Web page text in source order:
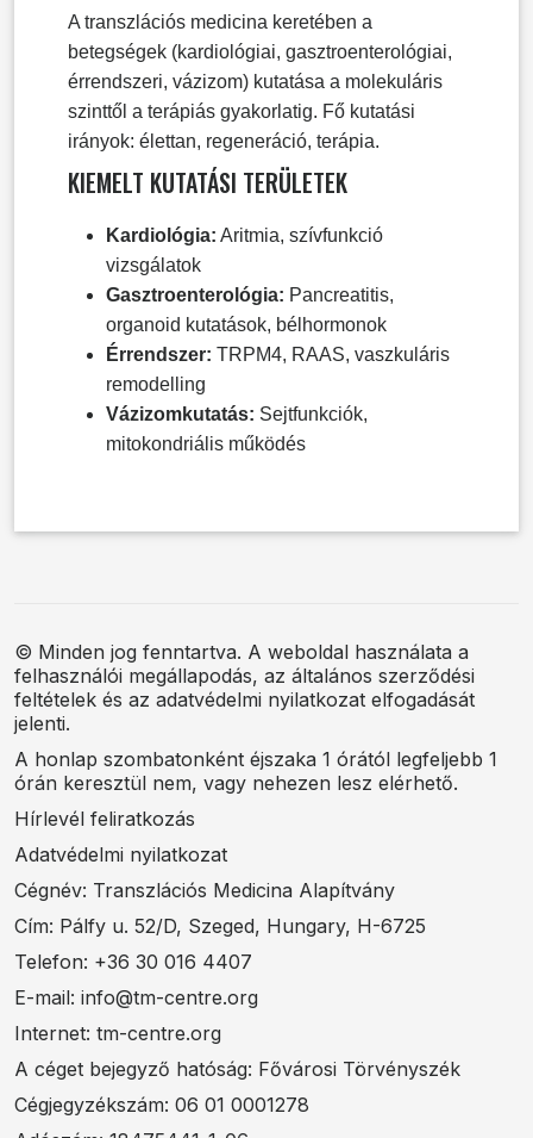
A transzlációs medicina keretében a
betegségek (kardiológiai, gasztroenterológiai,
érrendszeri, vázizom) kutatása a molekuláris
szinttől a terápiás gyakorlatig. Fő kutatási
irányok: élettan, regeneráció, terápia.
KIEMELT KUTATÁSI TERÜLETEK
Kardiológia: Aritmia, szívfunkció
vizsgálatok
Gasztroenterológia: Pancreatitis,
organoid kutatások, bélhormonok
Érrendszer: TRPM4, RAAS, vaszkuláris
remodelling
Vázizomkutatás: Sejtfunkciók,
mitokondriális működés
© Minden jog fenntartva. A weboldal használata a
felhasználói megállapodás, az általános szerződési
feltételek és az adatvédelmi nyilatkozat elfogadását
jelenti.
A honlap szombatonként éjszaka 1 órától legfeljebb 1
órán keresztül nem, vagy nehezen lesz elérhető.
Hírlevél feliratkozás
Adatvédelmi nyilatkozat
Cégnév: Transzlációs Medicina Alapítvány
Cím: Pálfy u. 52/D, Szeged, Hungary, H-6725
Telefon: +36 30 016 4407
E-mail: info@tm-centre.org
Internet: tm-centre.org
A céget bejegyző hatóság: Fővárosi Törvényszék
Cégjegyzékszám: 06 01 0001278